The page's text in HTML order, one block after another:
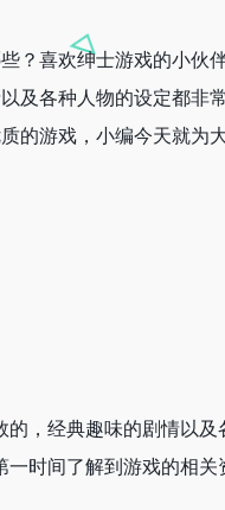
？喜欢绅士游戏的小伙
及各种人物的设定都非常
的游戏，小编今天就为
，经典趣味的剧情以
时间了解到游戏的相关